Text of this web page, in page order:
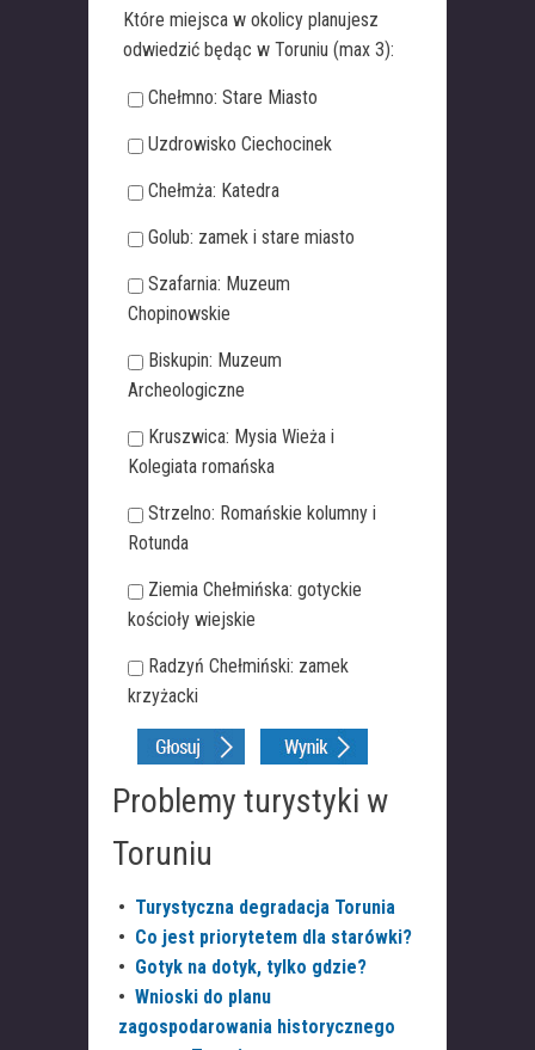
Które miejsca w okolicy planujesz
odwiedzić będąc w Toruniu (max 3):
Chełmno: Stare Miasto
Uzdrowisko Ciechocinek
Chełmża: Katedra
Golub: zamek i stare miasto
Szafarnia: Muzeum
Chopinowskie
Biskupin: Muzeum
Archeologiczne
Kruszwica: Mysia Wieża i
Kolegiata romańska
Strzelno: Romańskie kolumny i
Rotunda
Ziemia Chełmińska: gotyckie
kościoły wiejskie
Radzyń Chełmiński: zamek
krzyżacki
Problemy turystyki w
Toruniu
• Turystyczna degradacja Torunia
• Co jest priorytetem dla starówki?
• Gotyk na dotyk, tylko gdzie?
• Wnioski do planu
zagospodarowania historycznego